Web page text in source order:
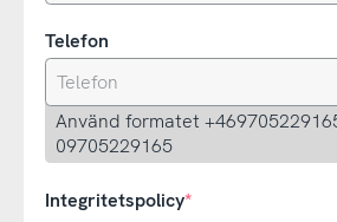
Telefon
Använd formatet
09705229165
Integritetspolicy